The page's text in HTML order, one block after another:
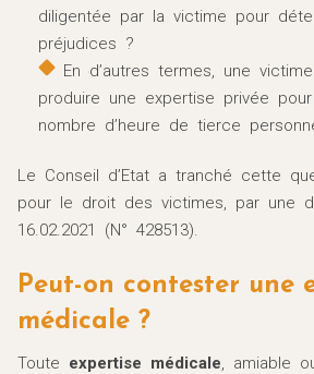
diligentée par la victime pour
préjudices ?
En d’autres termes, une
produire une expertise privée
nombre d’heure de tierce
Le Conseil d’Etat a tranché cette
pour le droit des victimes, par une
16.02.2021 (N° 428513).
Peut-on contester une
médicale ?
Toute expertise médicale, amiable